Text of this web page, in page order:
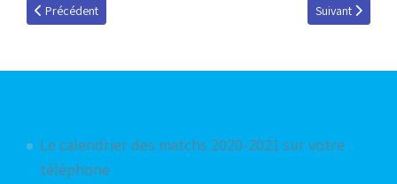
Article précédent : Passage devant la DNCG aujourd'hui
Précédent Article suivant
Suivant
Le calendrier des matchs 2020-2021 sur votre
téléphone